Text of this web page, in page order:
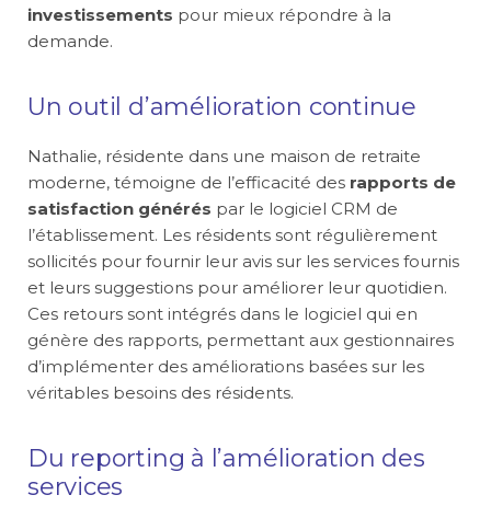
investissements pour mieux répondre à la
demande.
Un outil d’amélioration continue
Nathalie, résidente dans une maison de retraite
moderne, témoigne de l’efficacité des rapports de
satisfaction générés par le logiciel CRM de
l’établissement. Les résidents sont régulièrement
sollicités pour fournir leur avis sur les services fournis
et leurs suggestions pour améliorer leur quotidien.
Ces retours sont intégrés dans le logiciel qui en
génère des rapports, permettant aux gestionnaires
d’implémenter des améliorations basées sur les
véritables besoins des résidents.
Du reporting à l’amélioration des
services